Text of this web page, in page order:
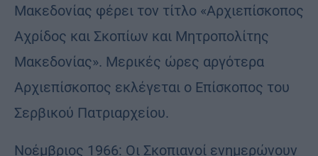
Μακεδονίας φέρει τον τίτλο «Αρχιεπίσκοπος
Αχρίδος και Σκοπίων και Μητροπολίτης
Μακεδονίας». Μερικές ώρες αργότερα
Αρχιεπίσκοπος εκλέγεται ο Επίσκοπος του
Σερβικού Πατριαρχείου.
Νοέμβριος 1966: Οι Σκοπιανοί ενημερώνουν